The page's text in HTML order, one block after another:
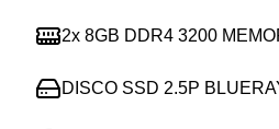
2x 8GB DDR4 3200
DISCO SSD 2.5P